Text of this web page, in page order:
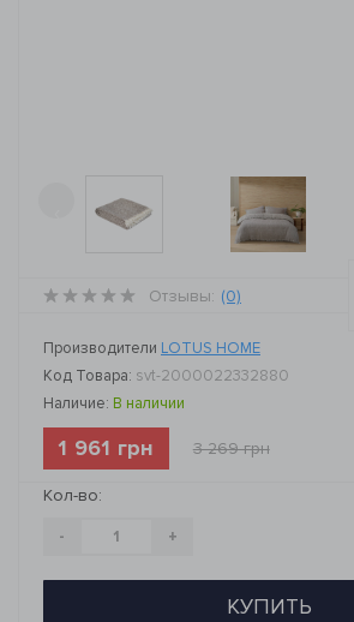
Отзывы: (0)
Производители LOTUS HOME
Код Товара: svt-2000022332880
Наличие: В наличии
1 961 грн 3 269 грн
Кол-во:
- +
КУПИТЬ